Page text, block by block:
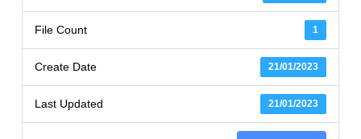
1
File Count
21/01/2023
Create Date
21/01/2023
Last Updated